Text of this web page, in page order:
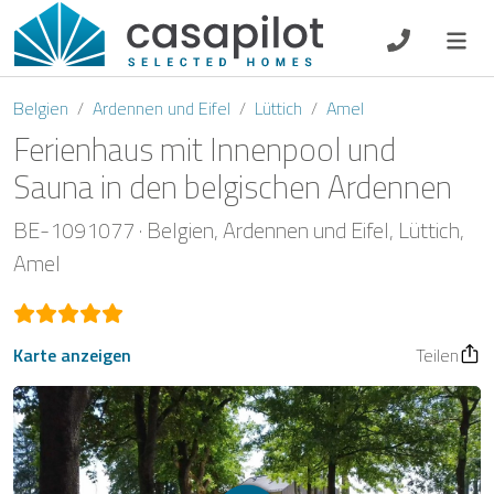
DE EN ES FR
Frühstück
Gutscheine
Eigentümer Log-In
Belgien Ardennen und Eifel Lüttich Amel
Ferienhaus mit Innenpool und
Sauna in den belgischen Ardennen
BE-1091077 Belgien Ardennen und Eifel Lüttich
Amel
Karte anzeigen Teilen